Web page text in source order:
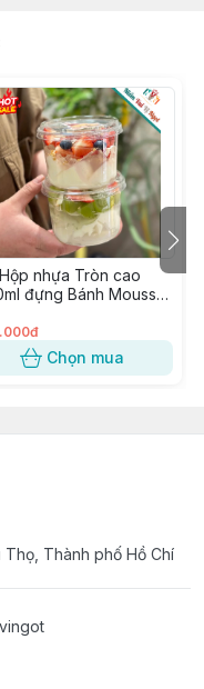
tận gốc
trung gian từ các
nhựa Tròn cao
đựng Bánh Mousse,
Trái cây ~ W117
Chọn mua
Thành phố Hồ Chí